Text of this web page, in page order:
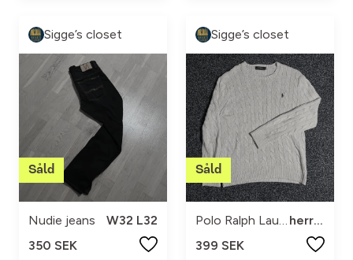
Sigge’s closet
Nudie jeans
W32 L32
350 SEK
Sigge’s closet
herr m
399 SEK